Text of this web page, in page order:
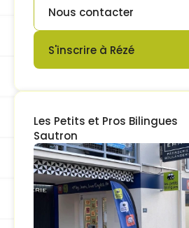
Nous contacter
Button
S'inscrire à Rézé
Les Petits et Pros Bilingues
Sautron